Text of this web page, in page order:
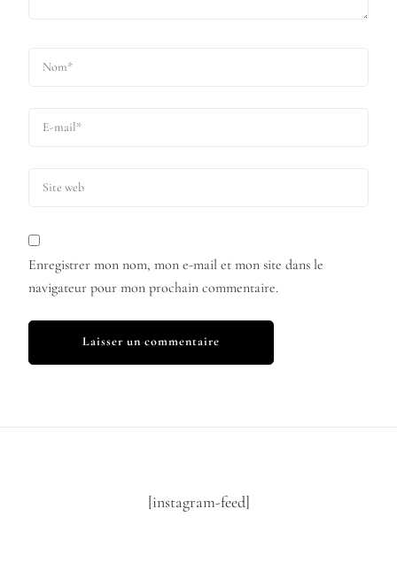
Enregistrer mon nom, mon e-mail et mon site dans le
navigateur pour mon prochain commentaire.
[instagram-feed]